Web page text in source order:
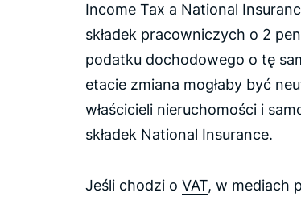
Income Tax a National
składek pracowniczych o 2
podatku dochodowego o tę
etacie zmiana mogłaby być
właścicieli nieruchomości i
składek National Insurance.
Jeśli chodzi o VAT, w mediach